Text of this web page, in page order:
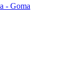
- Goma